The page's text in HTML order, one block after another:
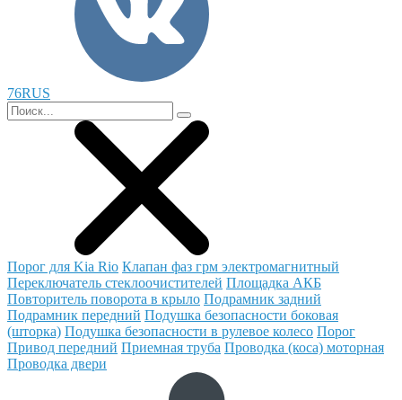
76RUS
Порог для Kia Rio Клапан фаз грм электромагнитный
Переключатель стеклоочистителей Площадка АКБ
Повторитель поворота в крыло Подрамник задний
Подрамник передний Подушка безопасности боковая
(шторка) Подушка безопасности в рулевое колесо Порог
Привод передний Приемная труба Проводка (коса) моторная
Проводка двери